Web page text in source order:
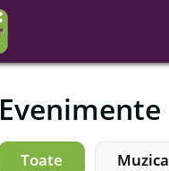
Evenimente
Toate Muzica